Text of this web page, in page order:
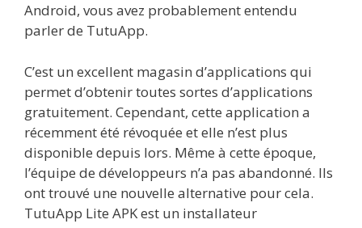
Android, vous avez probablement entendu
parler de TutuApp.
C’est un excellent magasin d’applications qui
permet d’obtenir toutes sortes d’applications
gratuitement. Cependant, cette application a
récemment été révoquée et elle n’est plus
disponible depuis lors. Même à cette époque,
l’équipe de développeurs n’a pas abandonné. Ils
ont trouvé une nouvelle alternative pour cela.
TutuApp Lite APK est un installateur